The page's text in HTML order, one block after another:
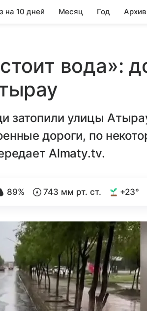
на 10 дней Месяц Год
вода»:
затопили улицы
дороги, по
Almaty.tv.
89% 743 мм рт. ст. +23°